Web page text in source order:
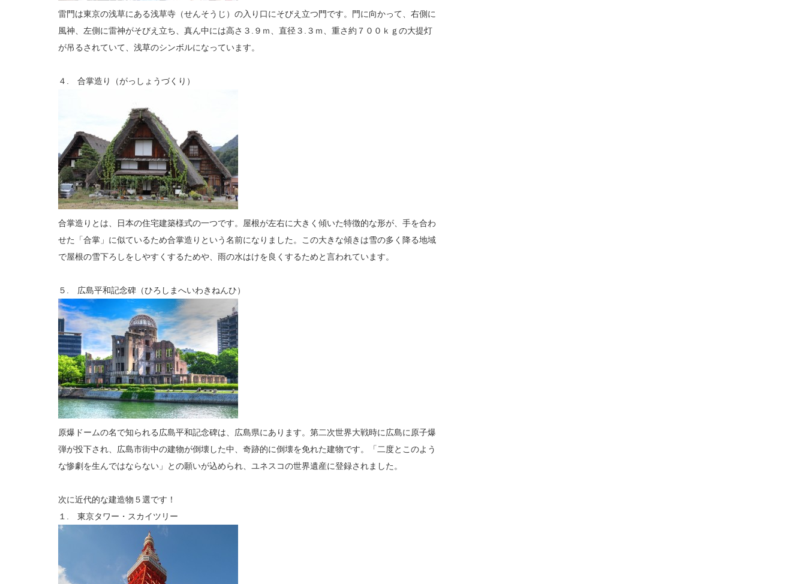
雷門は東京の浅草にある浅草寺（せんそうじ）の入り口にそびえ立つ門です。門に向かって、右側に
風神、左側に雷神がそびえ立ち、真ん中には高さ３.９ｍ、直径３.３ｍ、重さ約７００ｋｇの大提灯
が吊るされていて、浅草のシンボルになっています。
４. 合掌造り（がっしょうづくり）
合掌造りとは、日本の住宅建築様式の一つです。屋根が左右に大きく傾いた特徴的な形が、手を合わ
せた「合掌」に似ているため合掌造りという名前になりました。この大きな傾きは雪の多く降る地域
で屋根の雪下ろしをしやすくするためや、雨の水はけを良くするためと言われています。
５. 広島平和記念碑（ひろしまへいわきねんひ）
原爆ドームの名で知られる広島平和記念碑は、広島県にあります。第二次世界大戦時に広島に原子爆
弾が投下され、広島市街中の建物が倒壊した中、奇跡的に倒壊を免れた建物です。「二度とこのよう
な惨劇を生んではならない」との願いが込められ、ユネスコの世界遺産に登録されました。
次に近代的な建造物５選です！
１. 東京タワー・スカイツリー